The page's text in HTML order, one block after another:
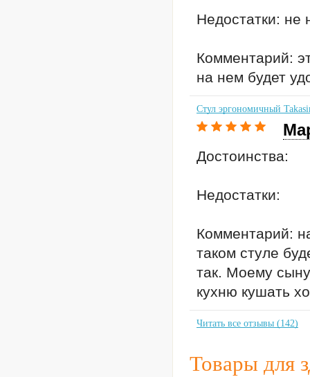
Недостатки: не
Комментарий:
на нем будет
Стул эргономичный
Достоинства:
Недостатки:
Комментарий:
таком стуле
так. Моему
кухню кушать
Читать все отзывы (142)
Товары для